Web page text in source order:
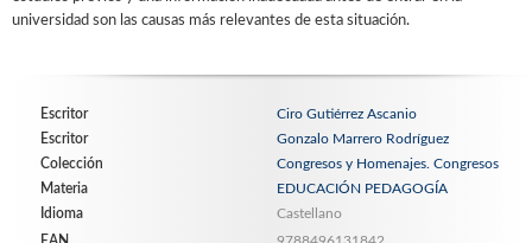
universidad son las causas más relevantes de esta situación.
Escritor
Ciro Gutiérrez Ascanio
Escritor
Gonzalo Marrero Rodríguez
Colección
Congresos y Homenajes. Congresos
Materia
EDUCACIÓN PEDAGOGÍA
Idioma
Castellano